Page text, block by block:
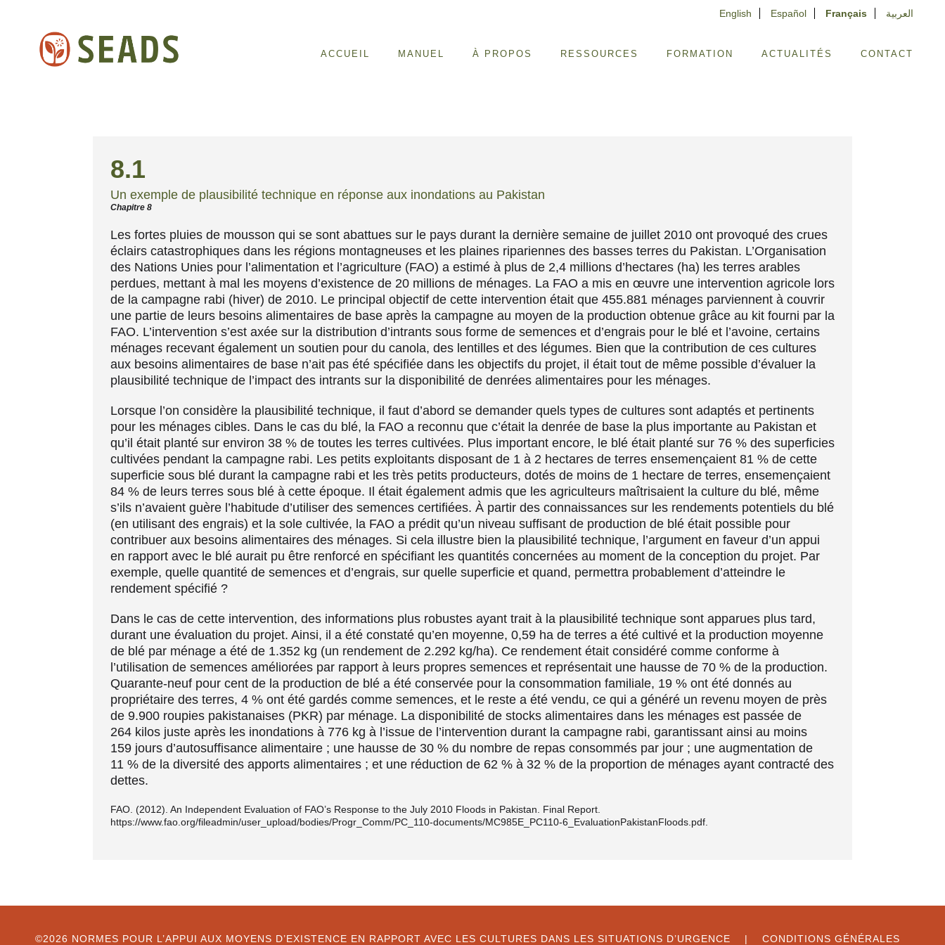
English Español Français العربية
ACCUEIL MANUEL À PROPOS RESSOURCES FORMATION ACTUALITÉS CONTACT
8.1
Un exemple de plausibilité technique en réponse aux inondations au Pakistan
Chapitre 8
Les fortes pluies de mousson qui se sont abattues sur le pays durant la dernière semaine de juillet 2010 ont provoqué des crues
éclairs catastrophiques dans les régions montagneuses et les plaines ripariennes des basses terres du Pakistan. L’Organisation
des Nations Unies pour l’alimentation et l’agriculture (FAO) a estimé à plus de 2,4 millions d’hectares (ha) les terres arables
perdues, mettant à mal les moyens d’existence de 20 millions de ménages. La FAO a mis en œuvre une intervention agricole lors
de la campagne rabi (hiver) de 2010. Le principal objectif de cette intervention était que 455.881 ménages parviennent à couvrir
une partie de leurs besoins alimentaires de base après la campagne au moyen de la production obtenue grâce au kit fourni par la
FAO. L’intervention s’est axée sur la distribution d’intrants sous forme de semences et d’engrais pour le blé et l’avoine, certains
ménages recevant également un soutien pour du canola, des lentilles et des légumes. Bien que la contribution de ces cultures
aux besoins alimentaires de base n’ait pas été spécifiée dans les objectifs du projet, il était tout de même possible d’évaluer la
plausibilité technique de l’impact des intrants sur la disponibilité de denrées alimentaires pour les ménages.
Lorsque l’on considère la plausibilité technique, il faut d’abord se demander quels types de cultures sont adaptés et pertinents
pour les ménages cibles. Dans le cas du blé, la FAO a reconnu que c’était la denrée de base la plus importante au Pakistan et
qu’il était planté sur environ 38 % de toutes les terres cultivées. Plus important encore, le blé était planté sur 76 % des superficies
cultivées pendant la campagne rabi. Les petits exploitants disposant de 1 à 2 hectares de terres ensemençaient 81 % de cette
superficie sous blé durant la campagne rabi et les très petits producteurs, dotés de moins de 1 hectare de terres, ensemençaient
84 % de leurs terres sous blé à cette époque. Il était également admis que les agriculteurs maîtrisaient la culture du blé, même
s’ils n’avaient guère l’habitude d’utiliser des semences certifiées. À partir des connaissances sur les rendements potentiels du blé
(en utilisant des engrais) et la sole cultivée, la FAO a prédit qu’un niveau suffisant de production de blé était possible pour
contribuer aux besoins alimentaires des ménages. Si cela illustre bien la plausibilité technique, l’argument en faveur d’un appui
en rapport avec le blé aurait pu être renforcé en spécifiant les quantités concernées au moment de la conception du projet. Par
exemple, quelle quantité de semences et d’engrais, sur quelle superficie et quand, permettra probablement d’atteindre le
rendement spécifié ?
Dans le cas de cette intervention, des informations plus robustes ayant trait à la plausibilité technique sont apparues plus tard,
durant une évaluation du projet. Ainsi, il a été constaté qu’en moyenne, 0,59 ha de terres a été cultivé et la production moyenne
de blé par ménage a été de 1.352 kg (un rendement de 2.292 kg/ha). Ce rendement était considéré comme conforme à
l’utilisation de semences améliorées par rapport à leurs propres semences et représentait une hausse de 70 % de la production.
Quarante-neuf pour cent de la production de blé a été conservée pour la consommation familiale, 19 % ont été donnés au
propriétaire des terres, 4 % ont été gardés comme semences, et le reste a été vendu, ce qui a généré un revenu moyen de près
de 9.900 roupies pakistanaises (PKR) par ménage. La disponibilité de stocks alimentaires dans les ménages est passée de
264 kilos juste après les inondations à 776 kg à l’issue de l’intervention durant la campagne rabi, garantissant ainsi au moins
159 jours d’autosuffisance alimentaire ; une hausse de 30 % du nombre de repas consommés par jour ; une augmentation de
11 % de la diversité des apports alimentaires ; et une réduction de 62 % à 32 % de la proportion de ménages ayant contracté des
dettes.
FAO. (2012). An Independent Evaluation of FAO’s Response to the July 2010 Floods in Pakistan. Final Report.
https://www.fao.org/fileadmin/user_upload/bodies/Progr_Comm/PC_110-documents/MC985E_PC110-6_EvaluationPakistanFloods.pdf.
©2026 NORMES POUR L’APPUI AUX MOYENS D’EXISTENCE EN RAPPORT AVEC LES CULTURES DANS LES SITUATIONS D’URGENCE | CONDITIONS GÉNÉRALES